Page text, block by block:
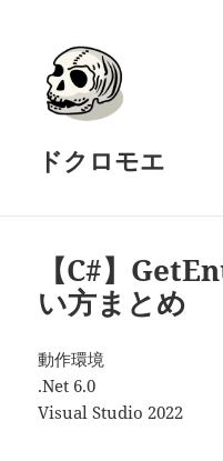
ドクロモエ
【C#】
い方まとめ
動作環境
.Net 6.0
Visual Studio 2022